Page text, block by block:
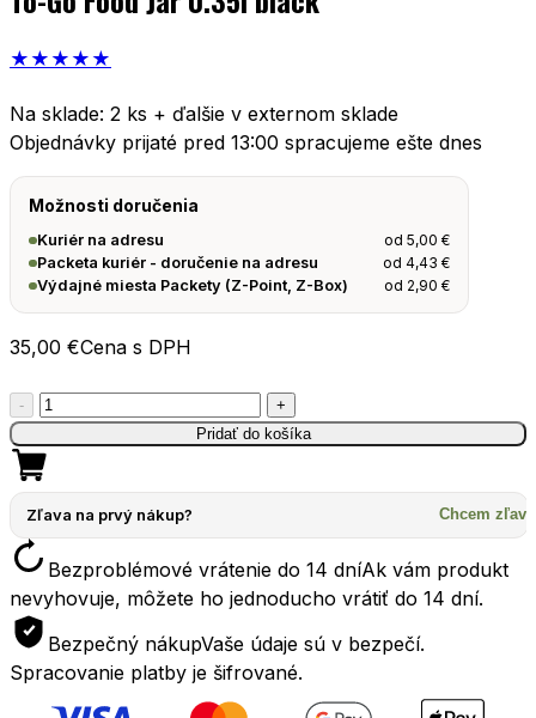
★ ★ ★ ★ ★
Na sklade: 2 ks + ďalšie v externom sklade
Objednávky prijaté pred 13:00 spracujeme ešte dnes
Možnosti doručenia
Kuriér na adresu od5,00€
Packeta kuriér - doručenie na adresu
od4,43€
Výdajné miesta Packety (Z-Point, Z-Box)
od 2,90€
35,00 €Cena s DPH
-
množstvo
Termoska
na
jedlo
STANLEY
The
Adventure
To-
Go
+
Pridať do košíka
Zľava na prvý nákup? Chcem zľavu
Bezproblémové vrátenie do 14 dníAk vám produkt
nevyhovuje, môžete ho jednoducho vrátiť do 14 dní.
Bezpečný nákupVaše údaje sú v bezpečí.
Spracovanie platby je šifrované.